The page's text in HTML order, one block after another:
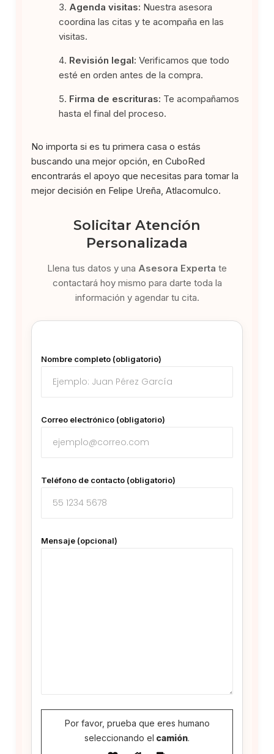
Agenda visitas: Nuestra asesora
coordina las citas y te acompaña en las
visitas.
Revisión legal: Verificamos que todo
esté en orden antes de la compra.
Firma de escrituras: Te acompañamos
hasta el final del proceso.
No importa si es tu primera casa o estás
buscando una mejor opción, en CuboRed
encontrarás el apoyo que necesitas para tomar la
mejor decisión en Felipe Ureña, Atlacomulco.
Solicitar Atención
Personalizada
Llena tus datos y una Asesora Experta te
contactará hoy mismo para darte toda la
información y agendar tu cita.
Nombre completo (obligatorio)
Correo electrónico (obligatorio)
Teléfono de contacto (obligatorio)
Mensaje (opcional)
Por favor, prueba que eres humano
seleccionando el camión.